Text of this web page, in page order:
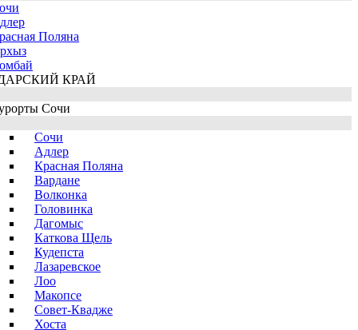
Поляна
КРАЙ
Сочи
Сочи
Адлер
Красная Поляна
Вардане
Волконка
Головинка
Дагомыс
Каткова Щель
Кудепста
Лазаревское
Лоо
Макопсе
Совет-Квадже
Хоста